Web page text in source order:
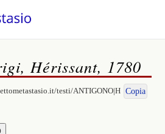
Hérissant, 1780
testi/ANTIGONO|H Copia